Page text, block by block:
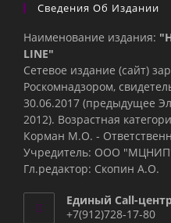
Сведения Об Издании
Наименование издания:
LINE"
Сетевое издание (сайт)
Роскомнадзором,
30.06.2017 (предыдущее
2012). Возрастная
Корман М.О. -
Учредитель: ООО
Гл.редактор: Скопин А.О.
Единый Call-
+7(912)728-17-80